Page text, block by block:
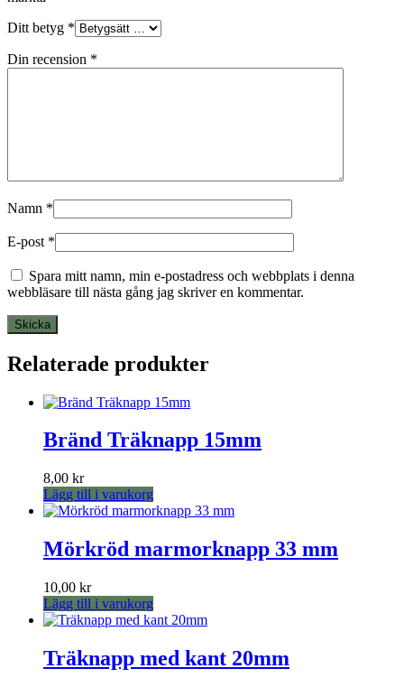
Ditt betyg *
Din recension *
Namn *
E-post *
Spara mitt namn, min e-postadress och webbplats i denna
webbläsare till nästa gång jag skriver en kommentar.
Relaterade produkter
Bränd Träknapp 15mm
8,00 kr
Lägg till i varukorg
Mörkröd marmorknapp 33 mm
10,00 kr
Lägg till i varukorg
Träknapp med kant 20mm